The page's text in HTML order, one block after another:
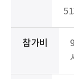
참가비